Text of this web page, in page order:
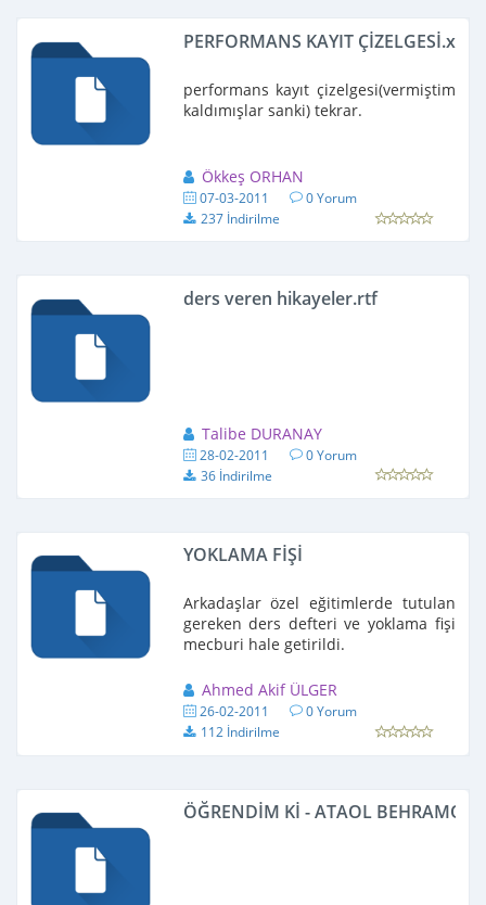
PERFORMANS KAYIT ÇİZELGESİ.xls
performans kayıt çizelgesi(vermiştim
kaldımışlar sanki) tekrar.
Ökkeş ORHAN
07-03-2011
0 Yorum
237 İndirilme
ders veren hikayeler.rtf
Talibe DURANAY
28-02-2011
0 Yorum
36 İndirilme
YOKLAMA FİŞİ
Arkadaşlar özel eğitimlerde tutulan
gereken ders defteri ve yoklama fişi
mecburi hale getirildi.
Ahmed Akif ÜLGER
26-02-2011
0 Yorum
112 İndirilme
ÖĞRENDİM Kİ - ATAOL